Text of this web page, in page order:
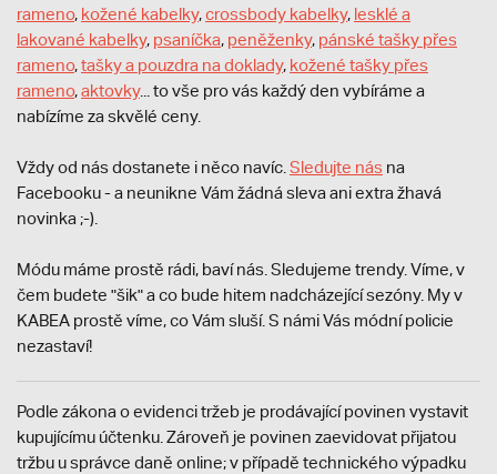
rameno, kožené kabelky,crossbody kabelky, lesklé a
lakované kabelky, psaníčka, peněženky, pánské tašky přes
rameno,tašky a pouzdra na doklady, kožené tašky přes
rameno,aktovky... to vše pro vás každý den vybíráme a
nabízíme za skvělé ceny.
Vždy od nás dostanete i něco navíc. Sledujte nás na
Facebooku - a neunikne Vám žádná sleva ani extra žhavá
novinka ;-).
Módu máme prostě rádi, baví nás. Sledujeme trendy. Víme, v
čem budete "šik" a co bude hitem nadcházející sezóny. My v
KABEA prostě víme, co Vám sluší. S námi Vás módní policie
nezastaví!
Podle zákona o evidenci tržeb je prodávající povinen vystavit
kupujícímu účtenku. Zároveň je povinen zaevidovat přijatou
tržbu u správce daně online; v případě technického výpadku